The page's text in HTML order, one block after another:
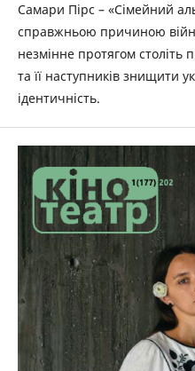
Самари Пірс – «Сімейний
справжньою причиною
незмінне протягом століть
та її наступників знищити
ідентичність.